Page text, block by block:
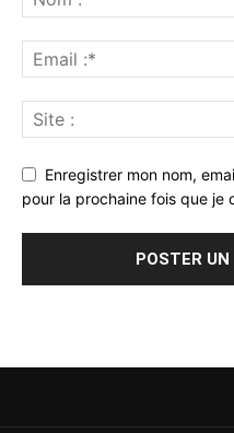
Enregistrer mon nom,
pour la prochaine fois que je